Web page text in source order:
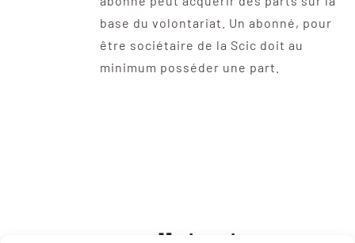
base du volontariat. Un abonné, pour
être sociétaire de la Scic doit au
minimum posséder une part.